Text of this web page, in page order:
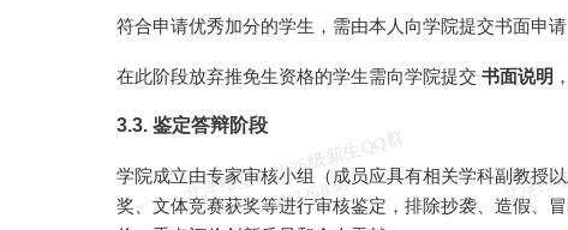
符合申请优秀加分的学生，需由本人向学院提交书面申
在此阶段放弃推免生资格的学生需向学院提交 书面说明
3.3. 鉴定答辩阶段
学院成立由专家审核小组（成员应具有相关学科副教授
奖、文体竞赛获奖等进行审核鉴定，排除抄袭、造假、
北
洋
维
基
＆
2
0
2
6
级
新
生
Q
Q
群
1
0
2
8
2
2
6
8
3
8